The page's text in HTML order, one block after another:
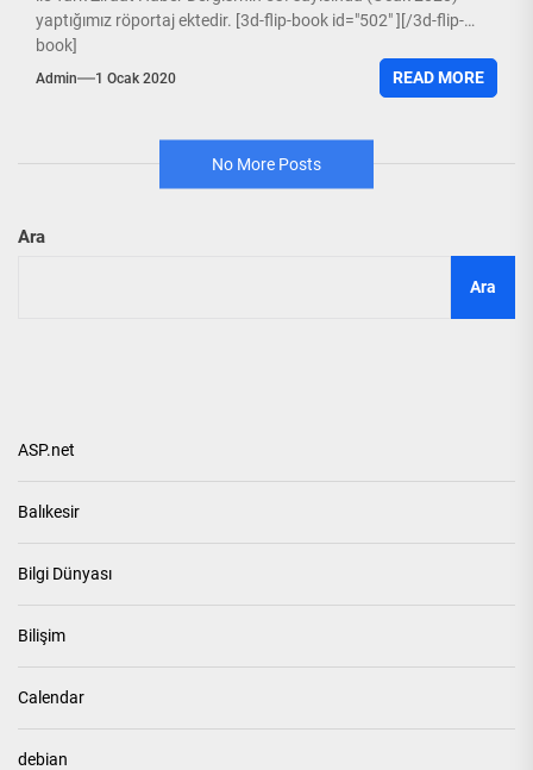
yaptığımız röportaj ektedir. [3d-flip-book id="502" ][/3d-flip-
book]
Admin 1 Ocak 2020 READ MORE
No More Posts
Ara
Ara
ASP.net
Balıkesir
Bilgi Dünyası
Bilişim
Calendar
debian